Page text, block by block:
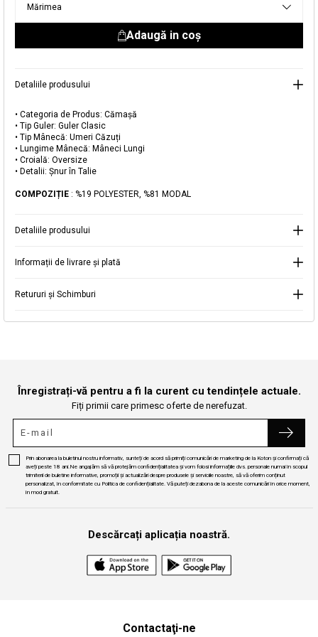
Mărimea
Adaugă in coş
Detaliile produsului
• Categoria de Produs: Cămașă
• Tip Guler: Guler Clasic
• Tip Mânecă: Umeri Căzuți
• Lungime Mânecă: Mâneci Lungi
• Croială: Oversize
• Detalii: Șnur în Talie
COMPOZIȚIE : %19 POLYESTER, %81 MODAL
Detaliile produsului
Informații de livrare și plată
Retururi și Schimburi
Înregistrați-vă pentru a fi la curent cu tendințele actuale.
Fiți primii care primesc oferte de nerefuzat.
Prin abonarea la buletinul nostru informativ, sunteți de acord să primiți comunicări de marketing de la Koton și confirmați că
aveți peste 18 ani.Ne angajăm să vă protejăm confidențialitatea și vom folosi informațiile dvs. personale numai în scopul
trimiterii de buletine informative, promoții și actualizări despre produsele și serviciile noastre, să vă oferim conținut
personalizat, în conformitate cu Politica de confidențialitate. Vă puteți dezabona de la aceste comunicări în orice moment,
în mod gratuit.
Descărcați aplicația noastră.
Contactaţi-ne
Magazinele noastre
Puteți ajunge la magazinul KOTON pe care îl căutați
selectând informațiile despre țară și oraș.
Selectați Judet
Căutare
Alertă de stoc
Adăugat în coș
Cămașă Oversize din Modal cu Șnur în Talie
Continuă cumpărăturile